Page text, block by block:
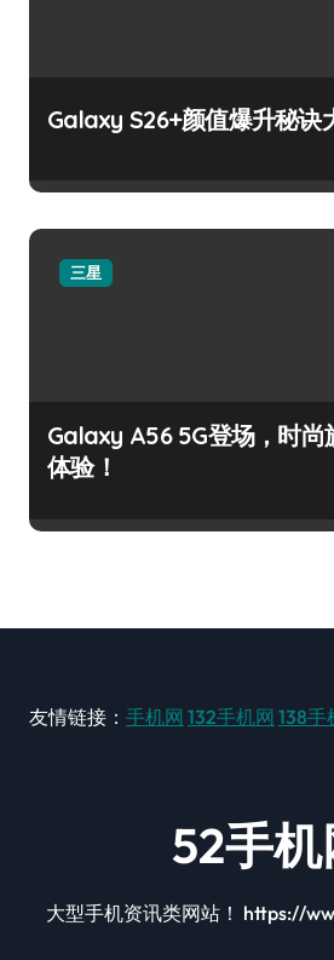
Galaxy S26+颜值爆升秘诀
三星
Galaxy A56 5G登场，时尚
体验！
友情链接： 手机网 132手机网 138手
52手机
大型手机资讯类网站！ https://